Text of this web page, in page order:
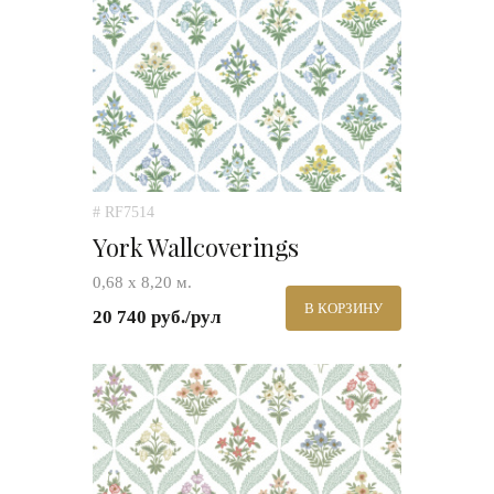
# RF7514
York Wallcoverings
0,68 х 8,20 м.
20 740 руб./рул В КОРЗИНУ